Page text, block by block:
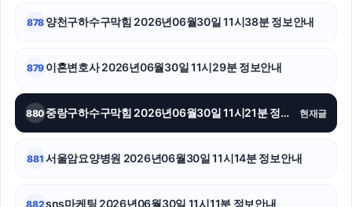
서울이혼변호사
중랑구하수구막힘
878 양천구하수구막힘 2026년06월30일 11시38분 정보안내
879 이혼변호사 2026년06월30일 11시29분 정보안내
880 중랑구하수구막힘 2026년06월30일 11시21분 정보안내 현재글
881 서울암요양병원 2026년06월30일 11시14분 정보안내
882sns마케팅 2026년06월30일 11시11분 정보안내